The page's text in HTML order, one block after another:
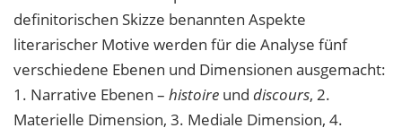
definitorischen Skizze benannten Aspekte
literarischer Motive werden für die Analyse fünf
verschiedene Ebenen und Dimensionen ausgemacht:
1. Narrative Ebenen – histoire und discours, 2.
Materielle Dimension, 3. Mediale Dimension, 4.